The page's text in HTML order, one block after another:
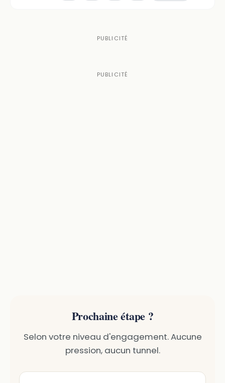
Prochaine étape ?
Selon votre niveau d'engagement. Aucune
pression, aucun tunnel.